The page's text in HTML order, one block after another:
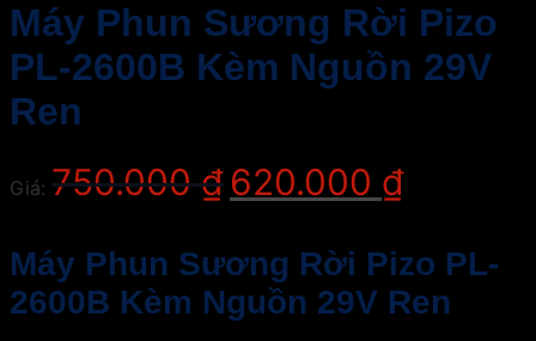
Máy Phun Sương Rời Pizo
PL-2600B Kèm Nguồn 29V
Ren
Giá: 750.000₫ Giá
gốc
620.000 ₫Giá
620.000 ₫.
Máy Phun Sương Rời Pizo PL-
2600B Kèm Nguồn 29V Ren